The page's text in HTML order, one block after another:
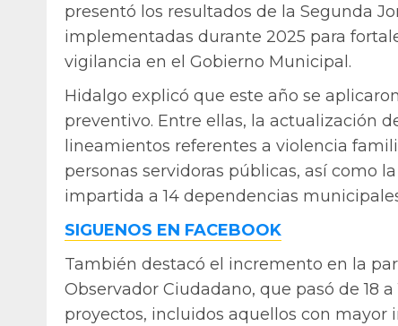
presentó los resultados de la Segunda
implementadas durante 2025 para
vigilancia en el Gobierno Municipal.
Hidalgo explicó que este año se
preventivo. Entre ellas, la actualización
lineamientos referentes a violencia
personas servidoras públicas, así como
impartida a 14 dependencias
SIGUENOS EN FACEBOOK
También destacó el incremento en la
Observador Ciudadano, que pasó de 18
proyectos, incluidos aquellos con mayor